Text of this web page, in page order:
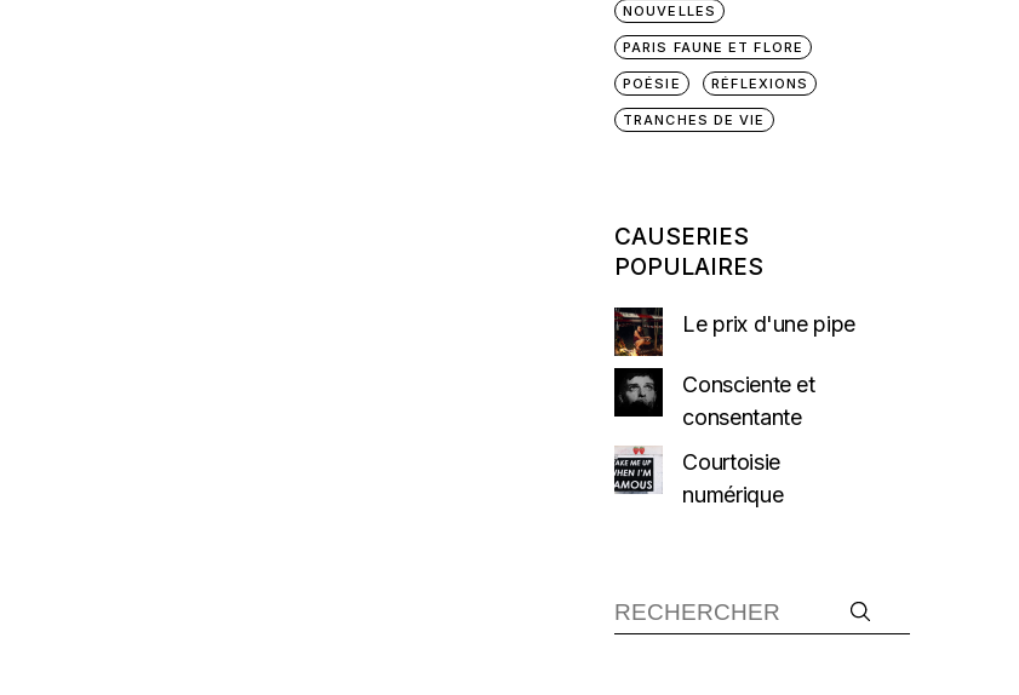
NOUVELLES
PARIS FAUNE ET FLORE
POÉSIE RÉFLEXIONS
TRANCHES DE VIE
CAUSERIES
POPULAIRES
Le prix d'une pipe
Consciente et
consentante
Courtoisie
numérique
Recherche :